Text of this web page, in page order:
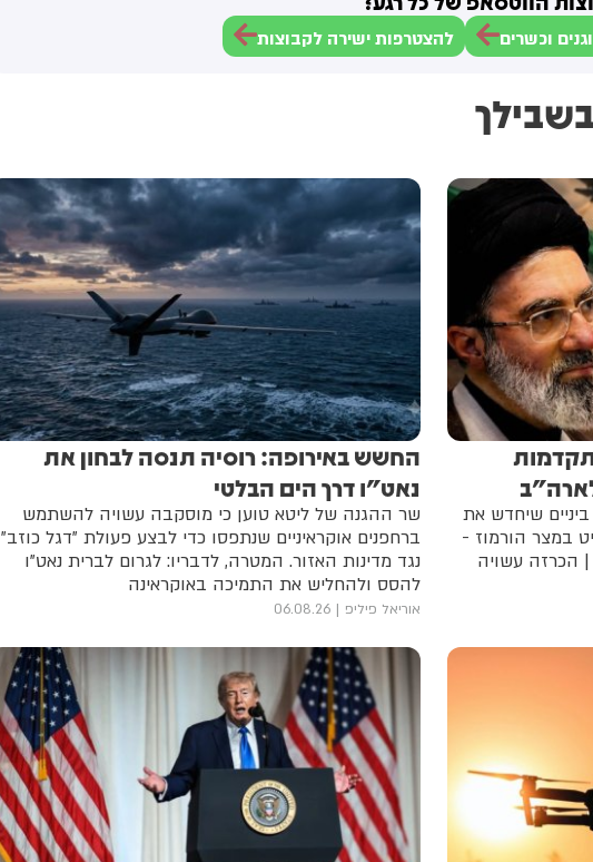
וכשרים להצטרפות ישירה לקבוצות
שיחדש את
במצר הורמוז -
| הכרזה עשויה
החשש באירופה: רוסיה תנסה לבחון את
נאט"ו דרך הים הבלטי
שר ההגנה של ליטא טוען כי מוסקבה עשויה להשתמש
ברחפנים אוקראיניים שנתפסו כדי לבצע פעולת "דגל כוזב"
נגד מדינות האזור. המטרה, לדבריו: לגרום לברית נאט"ו
להסס ולהחליש את התמיכה באוקראינה
אוריאל פיליפ 06.08.26